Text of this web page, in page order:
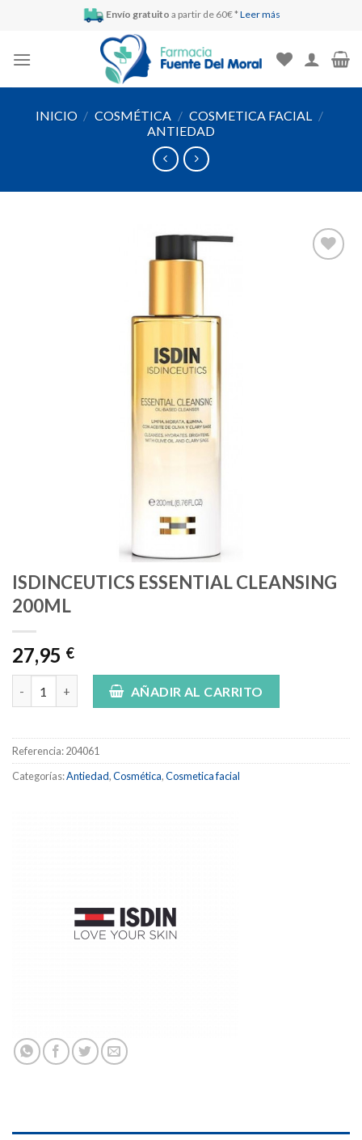
Envío gratuito a partir de 60€ * Leer más
INICIO / COSMÉTICA / COSMETICA FACIAL /
ANTIEDAD
ISDINCEUTICS ESSENTIAL CLEANSING
200ML
27,95 €
ISDINCEUTICS ESSENTIAL CLEANSING 200ML cantidad
AÑADIR AL CARRITO
Referencia:204061
Categorías:Antiedad,Cosmética,Cosmetica facial